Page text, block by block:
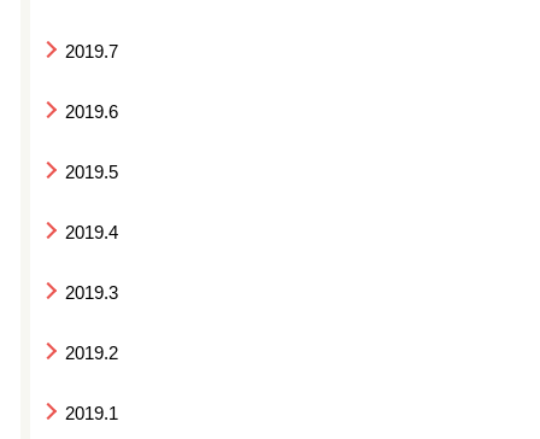
2019.7
2019.6
2019.5
2019.4
2019.3
2019.2
2019.1